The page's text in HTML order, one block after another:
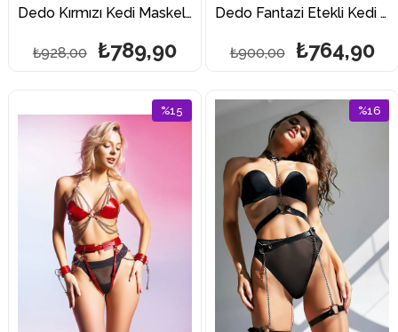
Dedo Kırmızı Kedi Maskeli Kelepçeli Harness Takım
₺789,90
₺928,00
Dedo Fantazi Etekli Kedi Maskeli Harness Takım
₺764,90
₺900,00
%15
%16